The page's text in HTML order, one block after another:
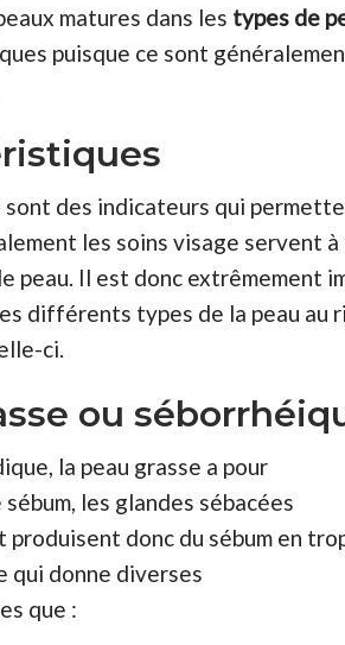
matures dans les types de
puisque ce sont
sont des indicateurs qui
les soins visage servent
peau. Il est donc extrêmement
différents types de la peau au
ci.
ou
la peau grasse a pour
les glandes sébacées
donc du sébum en
qui donne diverses
que :